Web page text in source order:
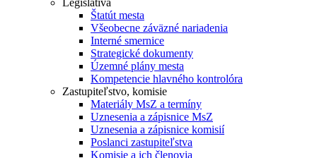
Legislatíva
Štatút mesta
Všeobecne záväzné nariadenia
Interné smernice
Strategické dokumenty
Územné plány mesta
Kompetencie hlavného kontrolóra
Zastupiteľstvo, komisie
Materiály MsZ a termíny
Uznesenia a zápisnice MsZ
Uznesenia a zápisnice komisií
Poslanci zastupiteľstva
Komisie a ich členovia